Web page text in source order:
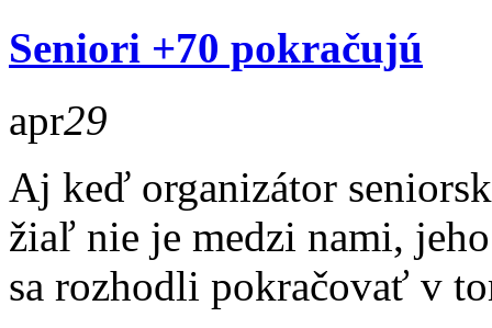
Seniori +70 pokračujú
apr29
Aj keď organizátor
žiaľ nie je medzi nami,
sa rozhodli pokračovať v